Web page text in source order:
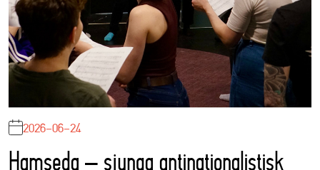
2026-06-24
Hamseda – sjunga antinationalistisk